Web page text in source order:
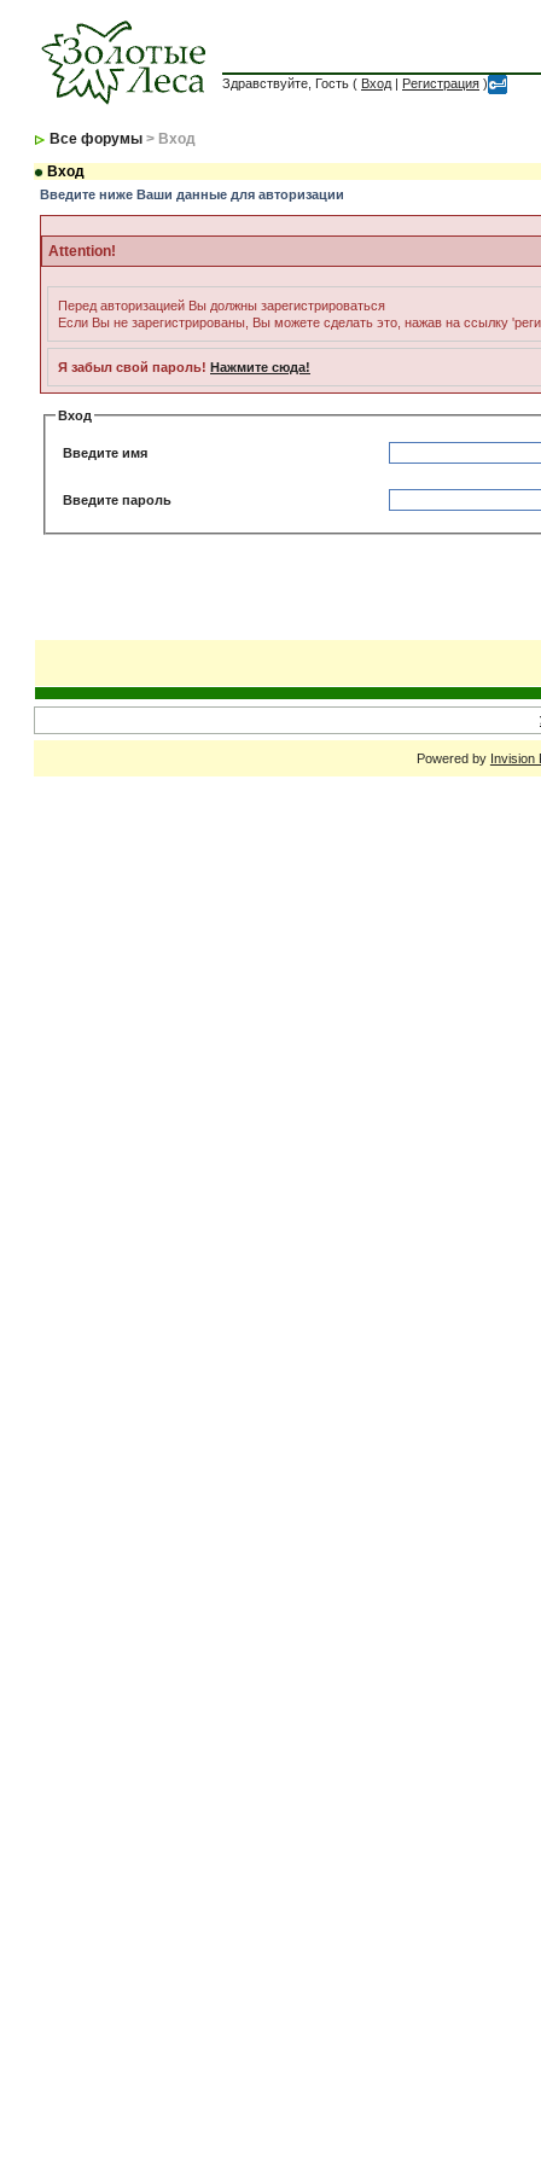
Здравствуйте, Гость ( Вход | Регистрация )
Все форумы > Вход
Вход
Введите ниже Ваши данные для авторизации
Attention!
Перед авторизацией Вы должны зарегистрироваться
Если Вы не зарегистрированы, Вы можете сделать это, нажав на ссылку
Я забыл свой пароль! Нажмите сюда!
Вход
Введите имя
Введите пароль
Powered by Invision